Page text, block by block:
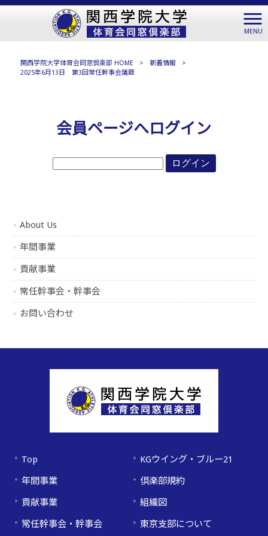
MENU
関西学院大学体育会同窓倶楽部 HOME > 新着情報
>
2025年6月13日 第3回常任幹事会議題
会員ページへログイン
About Us
年間事業
貢献事業
常任幹事会・幹事会
お問い合わせ
Top
年間事業
貢献事業
常任幹事会・幹事会
KGウイング・ブルー21
倶楽部規約
組織図
東京支部について